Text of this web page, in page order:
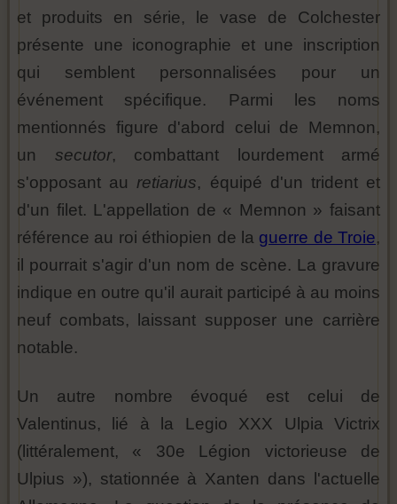
et produits en série, le vase de Colchester
présente une iconographie et une inscription
qui semblent personnalisées pour un
événement spécifique. Parmi les noms
mentionnés figure d'abord celui de Memnon,
un secutor, combattant lourdement armé
s'opposant au retiarius, équipé d'un trident et
d'un filet. L'appellation de « Memnon » faisant
référence au roi éthiopien de la guerre de Troie,
il pourrait s'agir d'un nom de scène. La gravure
indique en outre qu'il aurait participé à au moins
neuf combats, laissant supposer une carrière
notable.
Un autre nombre évoqué est celui de
Valentinus, lié à la Legio XXX Ulpia Victrix
(littéralement, « 30e Légion victorieuse de
Ulpius »), stationnée à Xanten dans l'actuelle